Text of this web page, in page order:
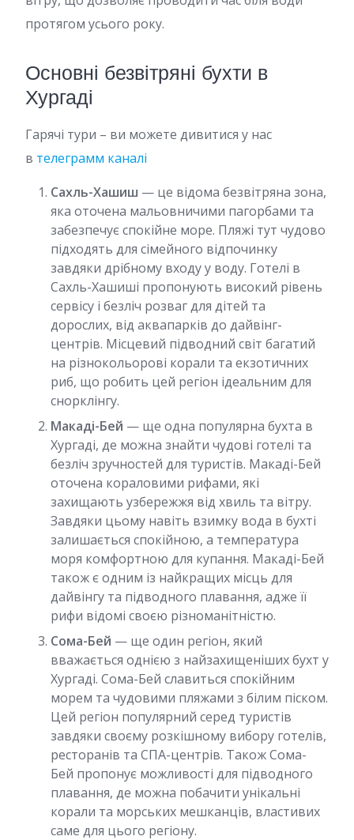
протягом усього року.
Основні безвітряні бухти в
Хургаді
Гарячі тури – ви можете дивитися у нас
в телеграмм каналі
Сахль-Хашиш — це відома безвітряна зона,
яка оточена мальовничими пагорбами та
забезпечує спокійне море. Пляжі тут чудово
підходять для сімейного відпочинку
завдяки дрібному входу у воду. Готелі в
Сахль-Хашиші пропонують високий рівень
сервісу і безліч розваг для дітей та
дорослих, від аквапарків до дайвінг-
центрів. Місцевий підводний світ багатий
на різнокольорові корали та екзотичних
риб, що робить цей регіон ідеальним для
снорклінгу.
Макаді-Бей — ще одна популярна бухта в
Хургаді, де можна знайти чудові готелі та
безліч зручностей для туристів. Макаді-Бей
оточена кораловими рифами, які
захищають узбережжя від хвиль та вітру.
Завдяки цьому навіть взимку вода в бухті
залишається спокійною, а температура
моря комфортною для купання. Макаді-Бей
також є одним із найкращих місць для
дайвінгу та підводного плавання, адже її
рифи відомі своєю різноманітністю.
Сома-Бей — ще один регіон, який
вважається однією з найзахищеніших бухт у
Хургаді. Сома-Бей славиться спокійним
морем та чудовими пляжами з білим піском.
Цей регіон популярний серед туристів
завдяки своєму розкішному вибору готелів,
ресторанів та СПА-центрів. Також Сома-
Бей пропонує можливості для підводного
плавання, де можна побачити унікальні
корали та морських мешканців, властивих
саме для цього регіону.